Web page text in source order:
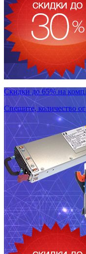
Скидки до 65% на
Спешите, количество